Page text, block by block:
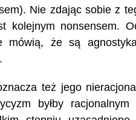
Nie zdając sobie z
kolejnym nonsensem.
mówią, że są
też jego
byłby